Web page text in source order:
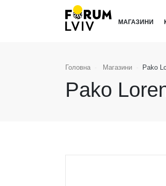
МАГАЗИНИ
Головна Магазини Pako
Pako